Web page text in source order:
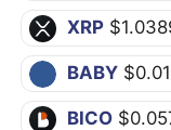
XRP
BABY
BICO